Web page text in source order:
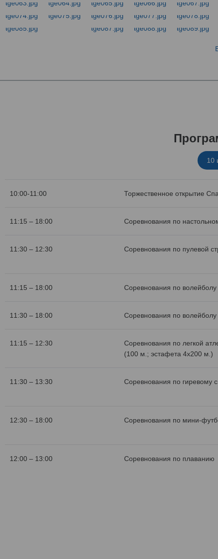
10
10:00-11:00 Торжественное открытие
11:15 – 18:00 Соревнования по
11:30 – 12:30 Соревнования по пулевой
11:15 – 18:00 Соревнования по
11:30 – 18:00 Соревнования по
11:15 – 12:30
Соревнования по легкой
(100 м.; эстафета 4х200 м.)
11:30 – 13:30 Соревнования по гиревому
12:30 – 18:00 Соревнования по мини-
12:00 – 13:00 Соревнования по плаванию